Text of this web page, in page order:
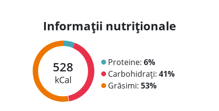
Informații nutriționale
528
kCal
Proteine: 6%
Carbohidrați: 41%
Grăsimi: 53%